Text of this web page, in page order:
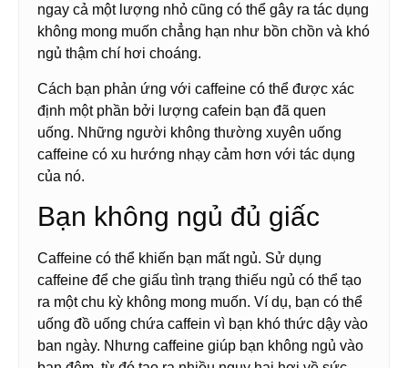
ngay cả một lượng nhỏ cũng có thể gây ra tác dụng
không mong muốn chẳng hạn như bồn chồn và khó
ngủ thậm chí hơi choáng.
Cách bạn phản ứng với caffeine có thể được xác
định một phần bởi lượng cafein bạn đã quen
uống. Những người không thường xuyên uống
caffeine có xu hướng nhạy cảm hơn với tác dụng
của nó.
Bạn không ngủ đủ giấc
Caffeine có thể khiến bạn mất ngủ. Sử dụng
caffeine để che giấu tình trạng thiếu ngủ có thể tạo
ra một chu kỳ không mong muốn. Ví dụ, bạn có thể
uống đồ uống chứa caffein vì bạn khó thức dậy vào
ban ngày. Nhưng caffeine giúp bạn không ngủ vào